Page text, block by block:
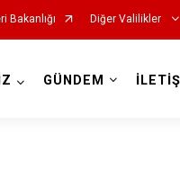
Bakanlığı Diğer Valilikler
GÜNDEM